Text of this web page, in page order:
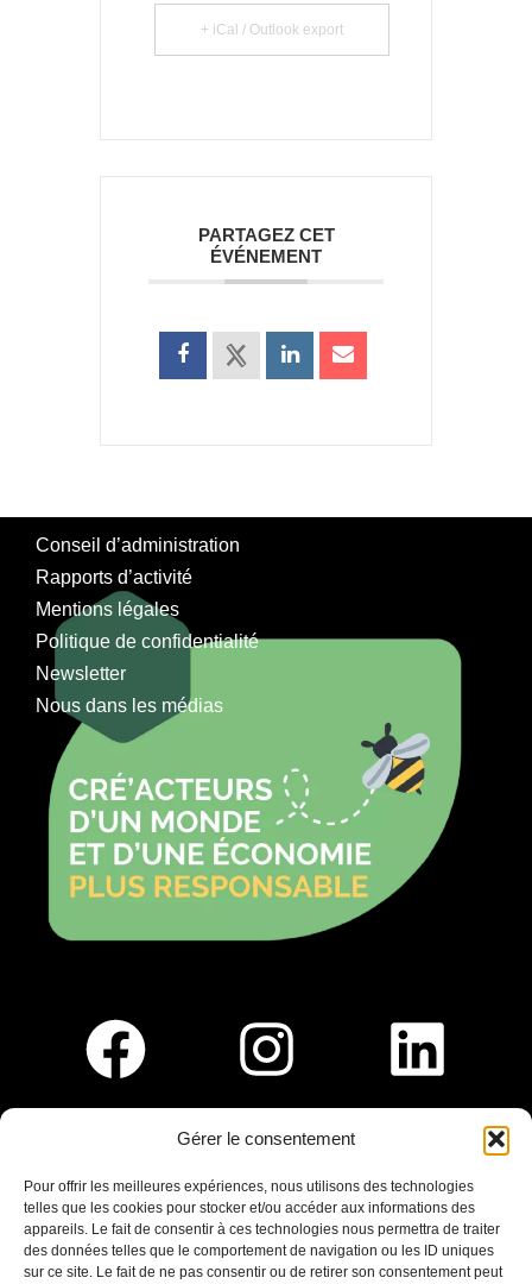
Gérer le consentement
Pour offrir les meilleures expériences, nous utilisons des technologies
telles que les cookies pour stocker et/ou accéder aux informations des
appareils. Le fait de consentir à ces technologies nous permettra de traiter
des données telles que le comportement de navigation ou les ID uniques
sur ce site. Le fait de ne pas consentir ou de retirer son consentement peut
+ iCal / Outlook export
PARTAGEZ CET
ÉVÉNEMENT
Conseil d’administration
Rapports d’activité
Mentions légales
Politique de confidentialité
Newsletter
Nous dans les médias
Saint-Germain-En-Laye
Ligne R2-Nord
Tramway T13